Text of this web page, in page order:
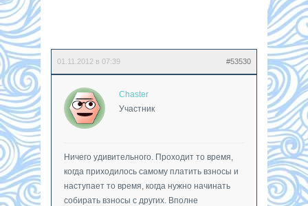
01.11.2012 в 07:39 #53530
Chaster
Участник
Ничего удивительного. Проходит то время,
когда приходилось самому платить взносы и
наступает то время, когда нужно начинать
собирать взносы с других. Вполне